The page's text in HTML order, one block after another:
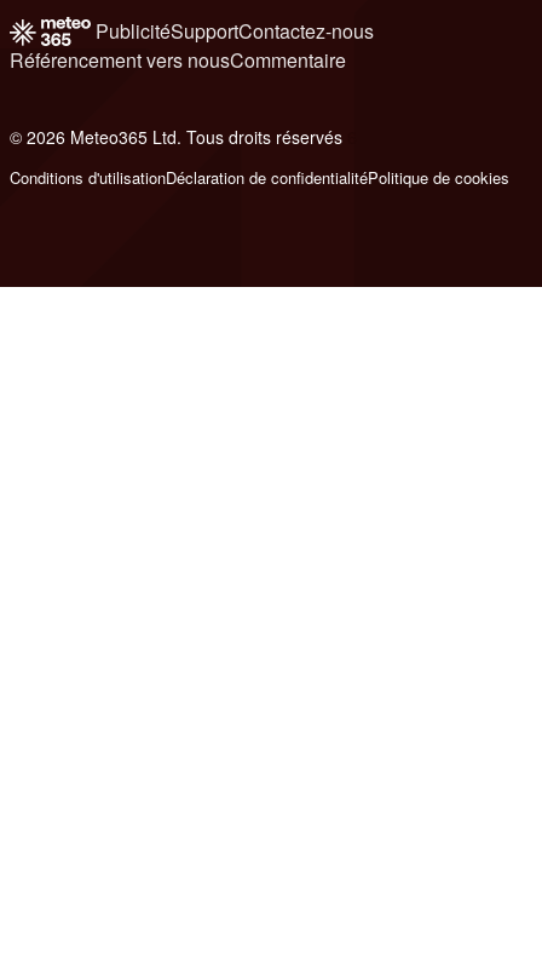
PublicitéSupportContactez-nous
Référencement vers nousCommentaire
© 2026 Meteo365 Ltd. Tous droits réservés
Conditions d'utilisationDéclaration de confidentialitéPolitique de cookies